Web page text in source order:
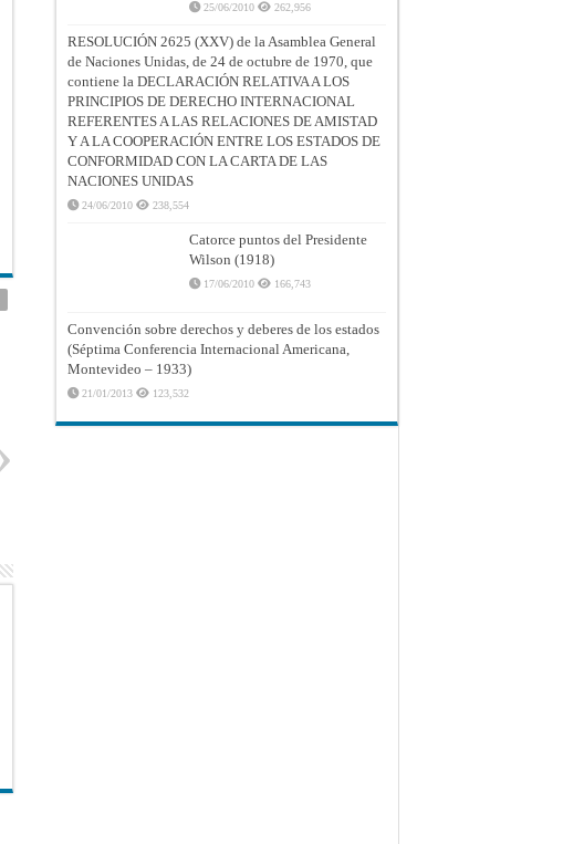
25/06/2010 262,956
RESOLUCIÓN 2625 (XXV) de la Asamblea General
de Naciones Unidas, de 24 de octubre de 1970, que
contiene la DECLARACIÓN RELATIVA A LOS
PRINCIPIOS DE DERECHO INTERNACIONAL
REFERENTES A LAS RELACIONES DE AMISTAD
Y A LA COOPERACIÓN ENTRE LOS ESTADOS DE
CONFORMIDAD CON LA CARTA DE LAS
NACIONES UNIDAS
24/06/2010 238,554
Catorce puntos del Presidente
Wilson (1918)
17/06/2010 166,743
Convención sobre derechos y deberes de los estados
(Séptima Conferencia Internacional Americana,
Montevideo – 1933)
21/01/2013 123,532